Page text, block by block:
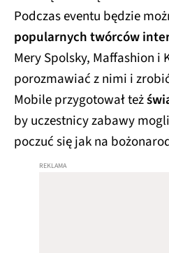
Podczas eventu będzie
popularnych twórców
Mery Spolsky, Maffashion i
porozmawiać z nimi i
Mobile przygotował też
by uczestnicy zabawy
poczuć się jak na